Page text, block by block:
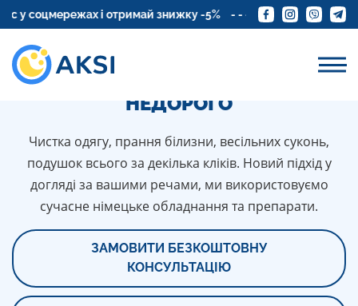
і отримай знижку -5% Замовте доставку
ПРОФЕСІЙНА ХІМЧИСТКА КУРТКИ
У ВІННИЦІ: ШВИДКО, ЯКІСНО,
НЕДОРОГО
Чистка одягу, прання білизни, весільних суконь,
подушок всього за декілька кліків. Новий підхід у
догляді за вашими речами, ми використовуємо
сучасне німецьке обладнання та препарати.
ЗАМОВИТИ БЕЗКОШТОВНУ
КОНСУЛЬТАЦІЮ